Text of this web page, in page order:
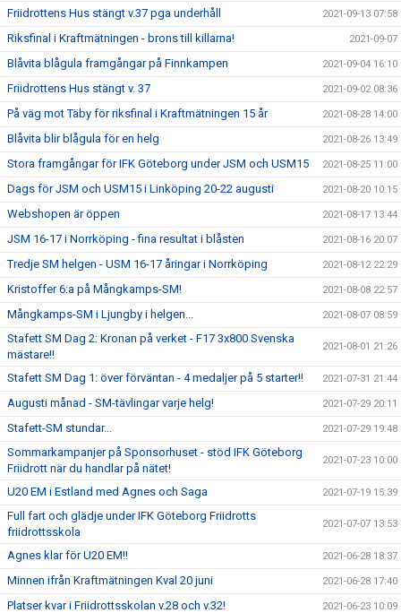
Friidrottens Hus stängt v.37 pga underhåll 2021-09-13 07:58
Riksfinal i Kraftmätningen - brons till killarna! 2021-09-07
Blåvita blågula framgångar på Finnkampen 2021-09-04 16:10
Friidrottens Hus stängt v. 37 2021-09-02 08:36
På väg mot Täby för riksfinal i Kraftmätningen 15 år 2021-08-28 14:00
Blåvita blir blågula för en helg 2021-08-26 13:49
Stora framgångar för IFK Göteborg under JSM och USM15 2021-08-25 11:00
Dags för JSM och USM15 i Linköping 20-22 augusti 2021-08-20 10:15
Webshopen är öppen 2021-08-17 13:44
JSM 16-17 i Norrköping - fina resultat i blåsten 2021-08-16 20:07
Tredje SM helgen - USM 16-17 åringar i Norrköping 2021-08-12 22:29
Kristoffer 6:a på Mångkamps-SM! 2021-08-08 22:57
Mångkamps-SM i Ljungby i helgen... 2021-08-07 08:59
Stafett SM Dag 2: Kronan på verket - F17 3x800 Svenska
mästare!!
2021-08-01 21:26
Stafett SM Dag 1: över förväntan - 4 medaljer på 5 starter!! 2021-07-31 21:44
Augusti månad - SM-tävlingar varje helg! 2021-07-29 20:11
Stafett-SM stundar... 2021-07-29 19:48
Sommarkampanjer på Sponsorhuset - stöd IFK Göteborg
Friidrott när du handlar på nätet!
2021-07-23 10:00
U20 EM i Estland med Agnes och Saga 2021-07-19 15:39
Full fart och glädje under IFK Göteborg Friidrotts
friidrottsskola
2021-07-07 13:53
Agnes klar för U20 EM!! 2021-06-28 18:37
Minnen ifrån Kraftmätningen Kval 20 juni 2021-06-28 17:40
Platser kvar i Friidrottsskolan v.28 och v.32! 2021-06-23 10:09